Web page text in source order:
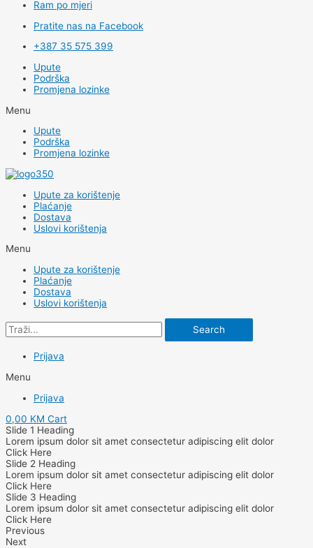
Ram po mjeri
Pratite nas na Facebook
+387 35 575 399
Upute
Podrška
Promjena lozinke
Menu
Upute
Podrška
Promjena lozinke
Upute za korištenje
Plaćanje
Dostava
Uslovi korištenja
Menu
Upute za korištenje
Plaćanje
Dostava
Uslovi korištenja
Search
Prijava
Menu
Prijava
0,00 KM Cart
Slide 1 Heading
Lorem ipsum dolor sit amet consectetur adipiscing elit dolor
Click Here
Slide 2 Heading
Lorem ipsum dolor sit amet consectetur adipiscing elit dolor
Click Here
Slide 3 Heading
Lorem ipsum dolor sit amet consectetur adipiscing elit dolor
Click Here
Previous
Next